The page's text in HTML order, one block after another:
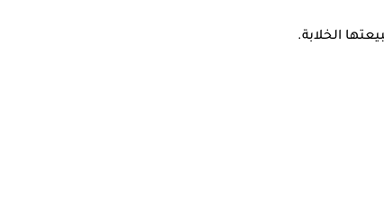
الخلابة.